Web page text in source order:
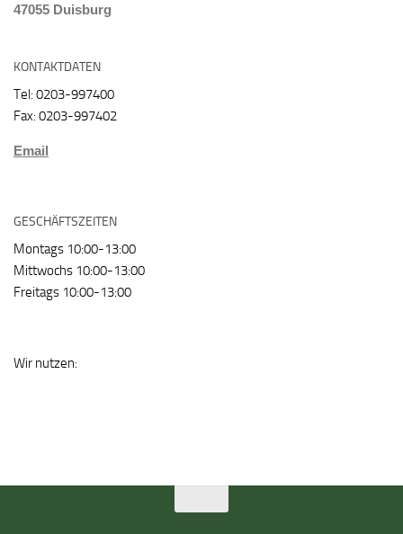
47055 Duisburg
KONTAKTDATEN
Tel: 0203-997400
Fax: 0203-997402
Email
GESCHÄFTSZEITEN
Montags 10:00-13:00
Mittwochs 10:00-13:00
Freitags 10:00-13:00
Wir nutzen: